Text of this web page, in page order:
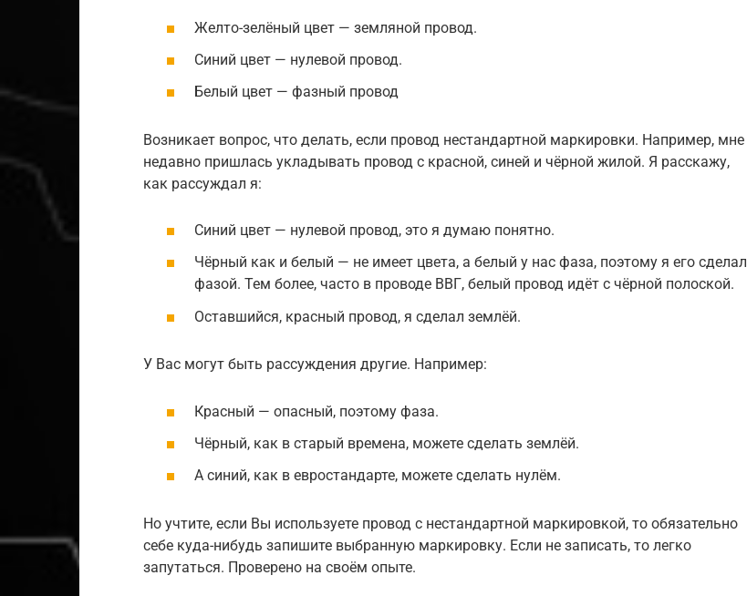
Желто-зелёный цвет — земляной провод.
Синий цвет — нулевой провод.
Белый цвет — фазный провод
Возникает вопрос, что делать, если провод нестандартной маркировки. Например, мне
недавно пришлась укладывать провод с красной, синей и чёрной жилой. Я расскажу,
как рассуждал я:
Синий цвет — нулевой провод, это я думаю понятно.
Чёрный как и белый — не имеет цвета, а белый у нас фаза, поэтому я его сделал
фазой. Тем более, часто в проводе ВВГ, белый провод идёт с чёрной полоской.
Оставшийся, красный провод, я сделал землёй.
У Вас могут быть рассуждения другие. Например:
Красный — опасный, поэтому фаза.
Чёрный, как в старый времена, можете сделать землёй.
А синий, как в евростандарте, можете сделать нулём.
Но учтите, если Вы используете провод с нестандартной маркировкой, то обязательно
себе куда-нибудь запишите выбранную маркировку. Если не записать, то легко
запутаться. Проверено на своём опыте.